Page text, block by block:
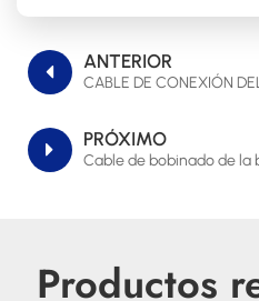
ANTERIOR
CABLE DE CONEXIÓN
PRÓXIMO
Cable de bobinado de la
Productos